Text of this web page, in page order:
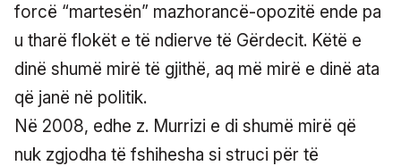
forcë “martesën” mazhorancë-opozitë ende pa
u tharë flokët e të ndierve të Gërdecit. Këtë e
dinë shumë mirë të gjithë, aq më mirë e dinë ata
që janë në politik.
Në 2008, edhe z. Murrizi e di shumë mirë që
nuk zgjodha të fshihesha si struci për të